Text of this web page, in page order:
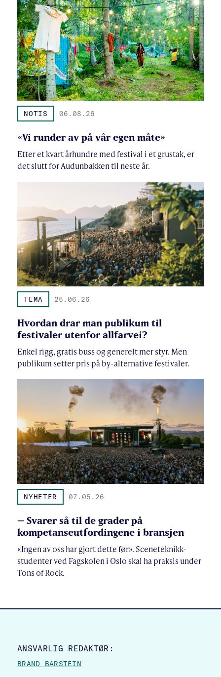
NOTIS 06.08.26
«Vi runder av på vår egen måte»
Etter et kvart århundre med festival i et grustak, er
det slutt for Audunbakken til neste år.
TEMA 25.06.26
Hvordan drar man publikum til
festivaler utenfor allfarvei?
Enkel rigg, gratis buss og generelt mer styr. Men
publikum setter pris på by-alternative festivaler.
NYHETER 07.05.26
– Svarer så til de grader på
kompetanseutfordingene i bransjen
«Ingen av oss har gjort dette før». Sceneteknikk-
studenter ved Fagskolen i Oslo skal ha praksis under
Tons of Rock.
SITE FOOTER
ANSVARLIG REDAKTØR:
BRAND BARSTEIN